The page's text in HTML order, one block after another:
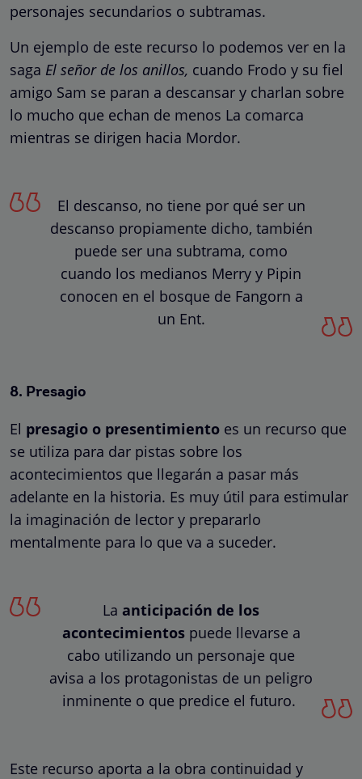
personajes secundarios o subtramas.
Un ejemplo de este recurso lo podemos ver en la
saga El señor de los anillos, cuando Frodo y su fiel
amigo Sam se paran a descansar y charlan sobre
lo mucho que echan de menos La comarca
mientras se dirigen hacia Mordor.
El descanso, no tiene por qué ser un
descanso propiamente dicho, también
puede ser una subtrama, como
cuando los medianos Merry y Pipin
conocen en el bosque de Fangorn a
un Ent.
8. Presagio
El presagio o presentimiento es un recurso que
se utiliza para dar pistas sobre los
acontecimientos que llegarán a pasar más
adelante en la historia. Es muy útil para estimular
la imaginación de lector y prepararlo
mentalmente para lo que va a suceder.
La anticipación de los
acontecimientospuede llevarse a
cabo utilizando un personaje que
avisa a los protagonistas de un peligro
inminente o que predice el futuro.
Este recurso aporta a la obra continuidad y